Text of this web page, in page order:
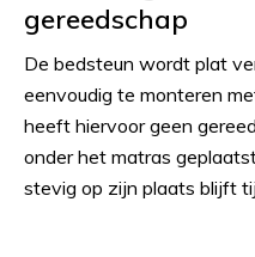
gereedschap
De bedsteun wordt plat
eenvoudig te monteren
heeft hiervoor geen
onder het matras
stevig op zijn plaats blijft